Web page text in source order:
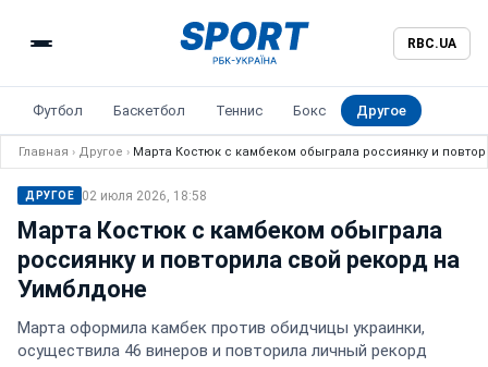
RBC.UA
Футбол Баскетбол Теннис Бокс Другое
Главная › Другое › Марта Костюк с камбеком обыграла россиянку и
ДРУГОЕ 02 июля 2026, 18:58
Марта Костюк с камбеком обыграла
россиянку и повторила свой рекорд на
Уимблдоне
Марта оформила камбек против обидчицы украинки,
осуществила 46 винеров и повторила личный рекорд